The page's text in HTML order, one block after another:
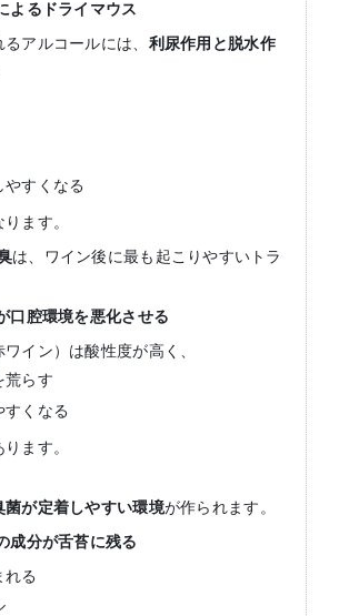
よるドライマウス
アルコールには、 利尿作用と脱水作
やすくなる
ます。
は、ワイン後に最も起こりやすいトラ
口腔環境を悪化させる
イン）は酸性度が高く、
荒らす
すくなる
ます。
菌が定着しやすい環境が作られます。
成分が舌苔に残る
れる